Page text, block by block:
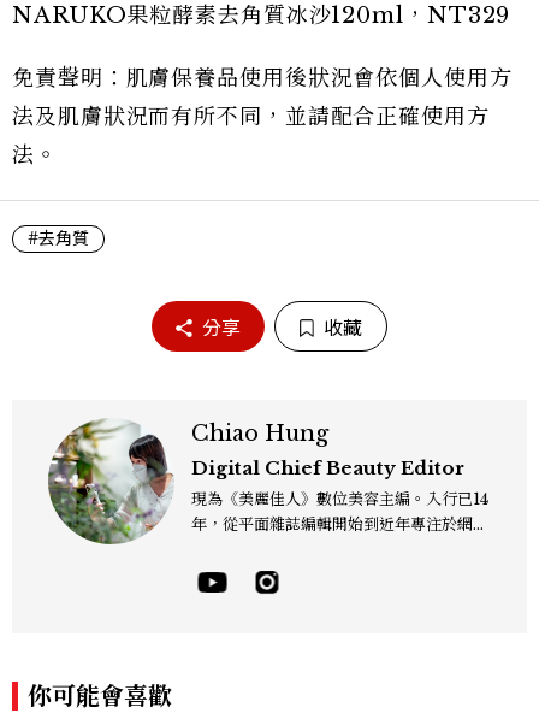
NARUKO果粒酵素去角質冰沙120ml，NT329
免責聲明：肌膚保養品使用後狀況會依個人使用方
法及肌膚狀況而有所不同，並請配合正確使用方
法。
#去角質
分享 收藏
Chiao Hung
Digital Chief Beauty Editor
現為《美麗佳人》數位美容主編。入行已14
年，從平面雜誌編輯開始到近年專注於網路
耕彩妝、保養、香氛、頭髮...等與美有關的
面向。擅長以細膩敏銳的觀察力，深入報導
你可能會喜歡